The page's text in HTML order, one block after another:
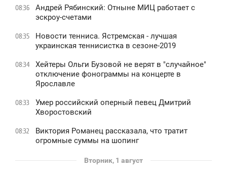
08:36
Андрей Рябинский: Отныне МИЦ работает с
эскроу-счетами
08:35
Новости тенниса. Ястремская - лучшая
украинская теннисистка в сезоне-2019
08:34
Хейтеры Ольги Бузовой не верят в "случайное"
отключение фонограммы на концерте в
Ярославле
08:33
Умер российский оперный певец Дмитрий
Хворостовский
08:32
Виктория Романец рассказала, что тратит
огромные суммы на шопинг
Вторник, 1 август